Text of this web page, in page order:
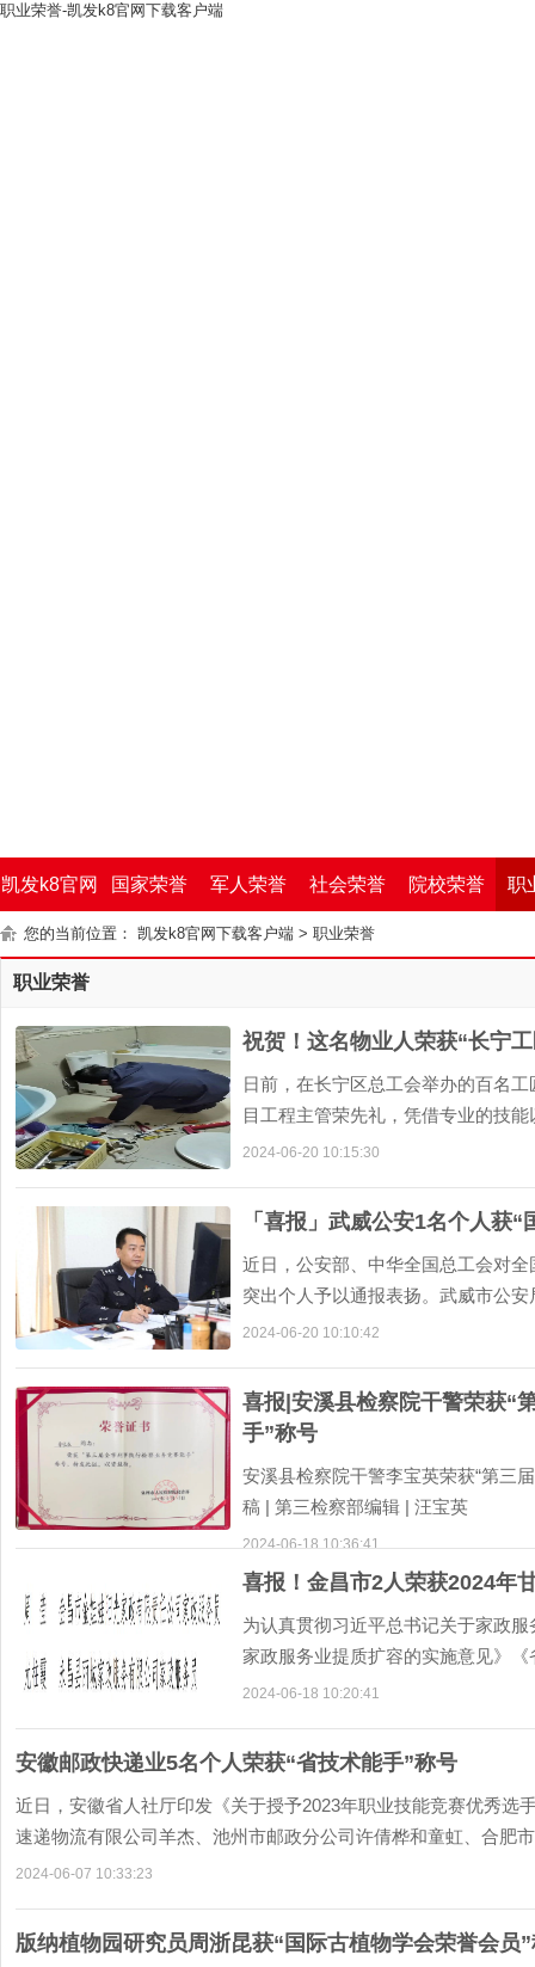
职业荣誉-凯发k8官网下载客户端
凯发k8官网
下载客户端
国家荣誉 军人荣誉 社会荣誉 院校荣誉 职
您的当前位置： 凯发k8官网下载客户端 > 职业荣誉
职业荣誉
祝贺！这名物业人荣获“长宁
日前，在长宁区总工会举办的百名
目工程主管荣先礼，凭借专业的技
益求精，荣获第五届“
2024-06-20 10:15:30
「喜报」武威公安1名个人获“
近日，公安部、中华全国总工会对
突出个人予以通报表扬。武威市公
评“全国公安机关成绩
2024-06-20 10:10:42
喜报|安溪县检察院干警荣获“
手”称号
安溪县检察院干警李宝英荣获“第三
稿 | 第三检察部编辑 | 汪宝英
2024-06-18 10:36:41
喜报！金昌市2人荣获2024年
为认真贯彻习近平总书记关于家政
家政服务业提质扩容的实施意见》
织桥梁纽带作用的通知
2024-06-18 10:20:41
安徽邮政快递业5名个人荣获“省技术能手”称号
近日，安徽省人社厅印发《关于授予2023年职业技能竞赛优秀选
速递物流有限公司羊杰、池州市邮政分公司许倩桦和童虹、合肥
2024-06-07 10:33:23
版纳植物园研究员周浙昆获“国际古植物学会荣誉会员